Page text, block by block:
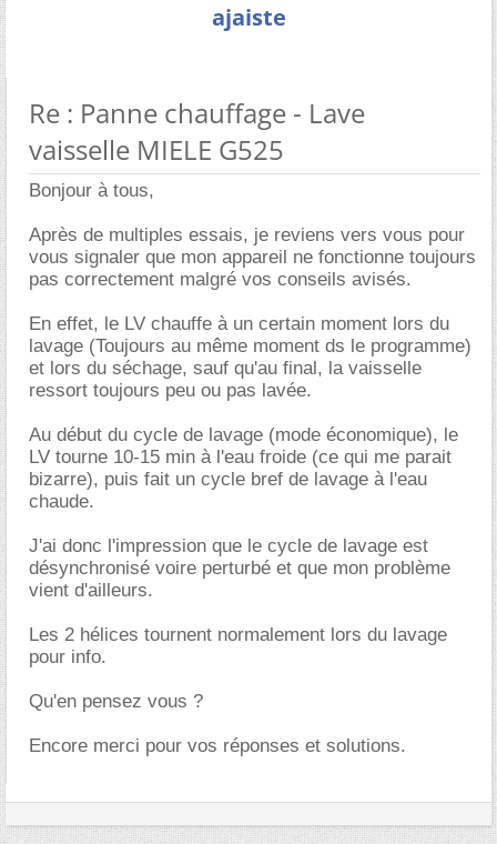
ajaiste
Re : Panne chauffage - Lave
vaisselle MIELE G525
Bonjour à tous,
Après de multiples essais, je reviens vers vous pour
vous signaler que mon appareil ne fonctionne toujours
pas correctement malgré vos conseils avisés.
En effet, le LV chauffe à un certain moment lors du
lavage (Toujours au même moment ds le programme)
et lors du séchage, sauf qu'au final, la vaisselle
ressort toujours peu ou pas lavée.
Au début du cycle de lavage (mode économique), le
LV tourne 10-15 min à l'eau froide (ce qui me parait
bizarre), puis fait un cycle bref de lavage à l'eau
chaude.
J'ai donc l'impression que le cycle de lavage est
désynchronisé voire perturbé et que mon problème
vient d'ailleurs.
Les 2 hélices tournent normalement lors du lavage
pour info.
Qu'en pensez vous ?
Encore merci pour vos réponses et solutions.